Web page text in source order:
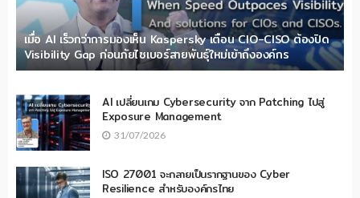
เมื่อ AI เร็วกว่าการมองเห็น Kaspersky เตือน CIO-CISO ต้องปิด
Visibility Gap ก่อนภัยไซเบอร์สายพันธุ์ใหม่เข้าถึงองค์กร
AI เปลี่ยนเกม Cybersecurity จาก Patching ไปสู่
Exposure Management
31/07/2026
ISO 27001 จะกลายเป็นรากฐานของ Cyber
Resilience สำหรับองค์กรไทย